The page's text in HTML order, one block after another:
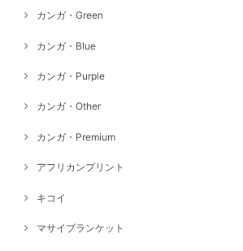
カンガ・Green
カンガ・Blue
カンガ・Purple
カンガ・Other
カンガ・Premium
アフリカンプリント
キコイ
マサイブランケット